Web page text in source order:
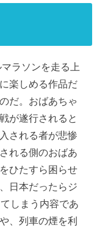
ラソンを走る上
楽しめる作品だ
だ。おばあちゃ
が遂行されると
される者が悲惨
れる側のおばあ
ひたすら困らせ
日本だったらジ
しまう内容であ
、列車の煙を利